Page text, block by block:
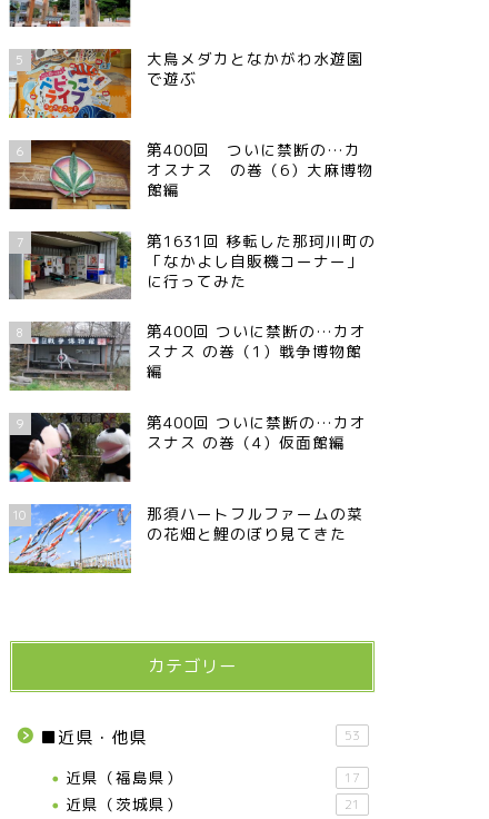
5
大鳥メダカとなかがわ水遊園
で遊ぶ
6
第400回 ついに禁断の…カ
オスナス の巻（6）大麻博物
館編
7
第1631回 移転した那珂川町の
「なかよし自販機コーナー」
に行ってみた
8
第400回 ついに禁断の…カオ
スナス の巻（1）戦争博物館
編
9
第400回 ついに禁断の…カオ
スナス の巻（4）仮面館編
10
那須ハートフルファームの菜
の花畑と鯉のぼり見てきた
カテゴリー
■近県・他県 53
近県（福島県） 17
近県（茨城県） 21